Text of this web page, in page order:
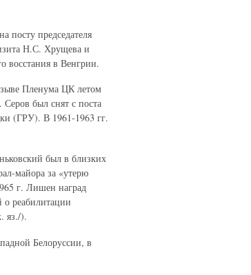
посту председателя
Н.С. Хрущева и
восстания в Венгрии.
Пленума ЦК летом
Серов был снят с поста
(ГРУ). В 1961-1963 гг.
был в близких
майора за «утерю
г. Лишен наград
о реабилитации
яз./).
Белоруссии, в